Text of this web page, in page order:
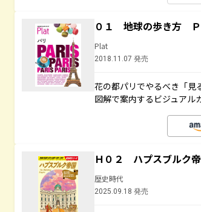
０１ 地球の歩き方
Plat
2018.11.07 発売
花の都パリでやるべき「見
図解で案内するビジュアル
Ｈ０２ ハプスブルク
歴史時代
2025.09.18 発売